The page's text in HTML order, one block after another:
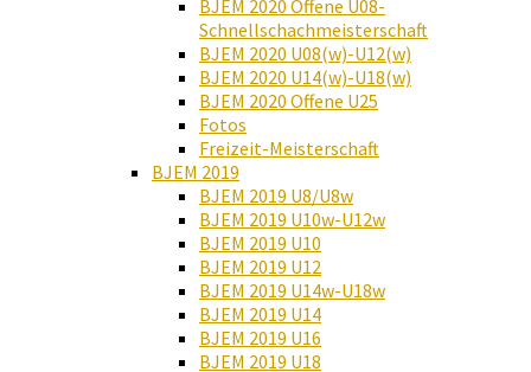
BJEM 2020 Offene U08-
Schnellschachmeisterschaft
BJEM 2020 U08(w)-U12(w)
BJEM 2020 U14(w)-U18(w)
BJEM 2020 Offene U25
Fotos
Freizeit-Meisterschaft
BJEM 2019
BJEM 2019 U8/U8w
BJEM 2019 U10w-U12w
BJEM 2019 U10
BJEM 2019 U12
BJEM 2019 U14w-U18w
BJEM 2019 U14
BJEM 2019 U16
BJEM 2019 U18